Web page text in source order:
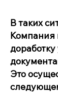
В таких
Компания
Это